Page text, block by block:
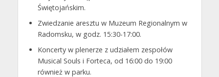
Świętojańskim.
Zwiedzanie aresztu w Muzeum Regionalnym w
Radomsku, w godz. 15:30-17:00.
Koncerty w plenerze z udziałem zespołów
Musical Souls i Forteca, od 16:00 do 19:00
również w parku.